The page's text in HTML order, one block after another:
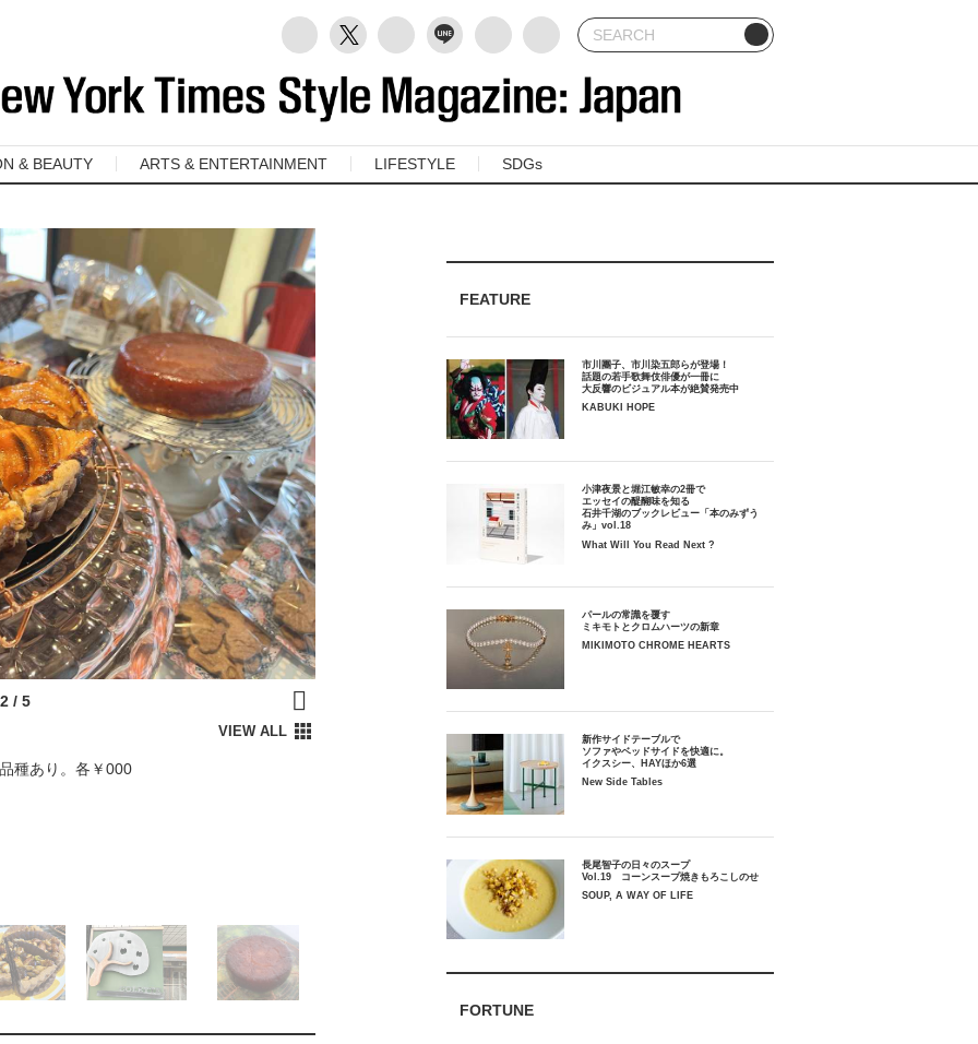
& BEAUTY ARTS & ENTERTAINMENT LIFESTYLE SDGs
種あり。各￥000
FEATURE
市川團子、市川染五郎らが登場！
話題の若手歌舞伎俳優が一冊に
大反響のビジュアル本が絶賛発売中
KABUKI HOPE
小津夜景と堀江敏幸の2冊で
エッセイの醍醐味を知る
石井千湖のブックレビュー「本のみずう
み」vol.18
What Will You Read Next ?
パールの常識を覆す
ミキモトとクロムハーツの新章
MIKIMOTO CHROME HEARTS
新作サイドテーブルで
ソファやベッドサイドを快適に。
イクスシー、HAYほか6選
New Side Tables
長尾智子の日々のスープ
Vol.19 コーンスープ焼きもろこしのせ
SOUP, A WAY OF LIFE
FORTUNE